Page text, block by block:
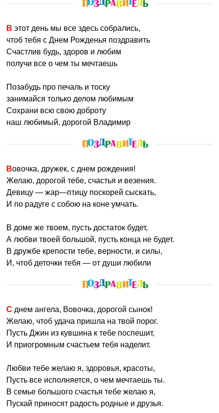
В этот день мы все здесь собрались,
чтоб тебя с Днем Рожденья поздравить
Счастлив будь, здоров и любим
получи все о чем ты мечтаешь
Позабудь про печаль и тоску
занимайся только делом любимым
Сохрани всю свою доброту
наш любимый, дорогой Владимир
Вовочка, дружек, с днем рождения!
Желаю, дорогой тебе, счастья и везения.
Девицу — жар—птицу поскорей сыскать,
И по радуге с собою на коне умчать.
В доме же твоем, пусть достаток будет,
А любви твоей большой, пусть конца не будет.
В дружбе крепости тебе, верности, и силы,
И, чтоб деточки тебя — от души любили
С днем ангела, Вовочка, дорогой сынок!
Желаю, чтоб удача пришла на твой порог.
Пусть Джин из кувшина к тебе поспешит,
И приогромным счастьем тебя наделит.
Любви тебе желаю я, здоровья, красоты,
Пусть все исполняется, о чем мечтаешь ты.
В семье большого счастья тебе желаю я,
Пускай приносят радость родные и друзья.